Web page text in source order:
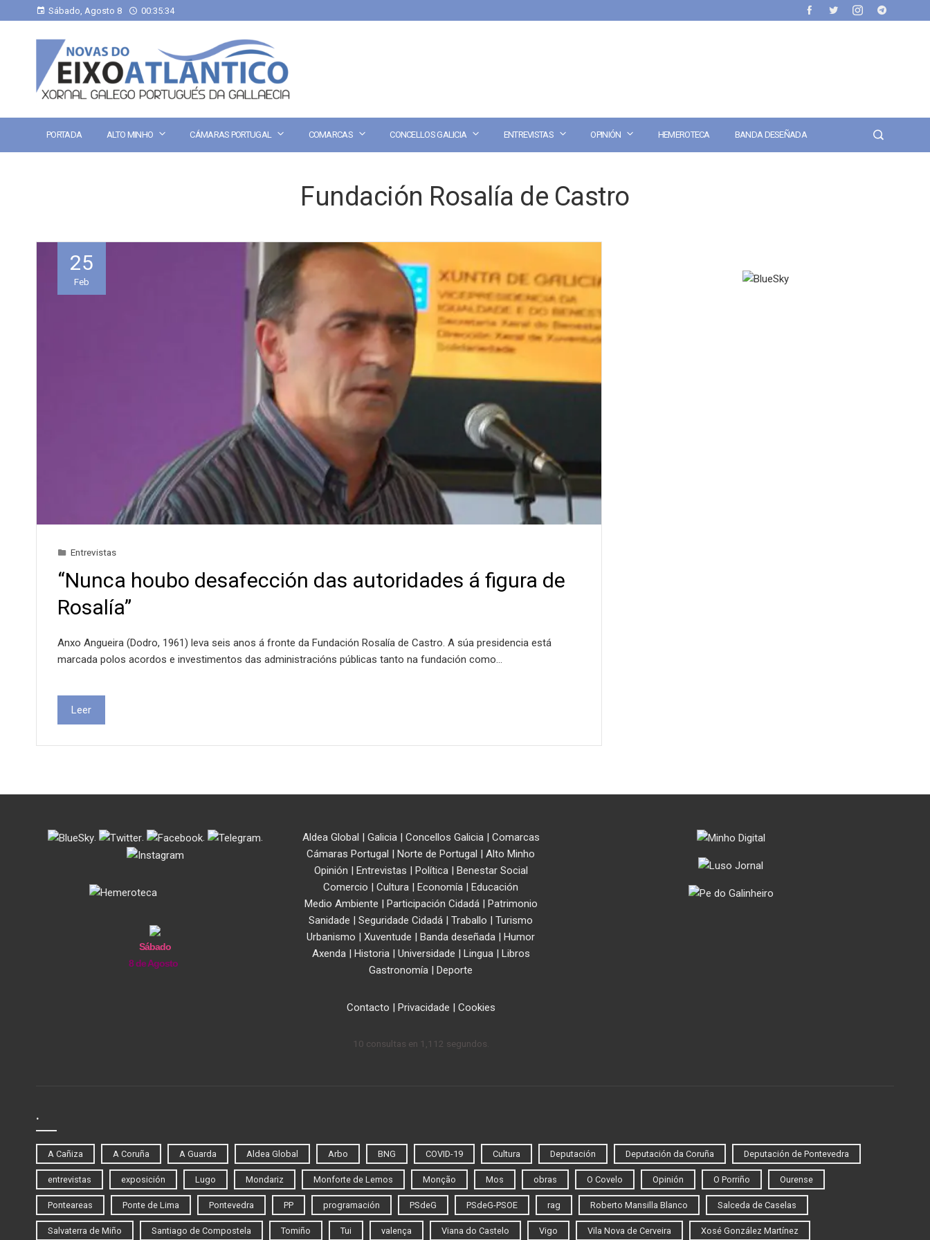
Sábado, Agosto 8 00:35:34
PORTADA ALTO MINHO CÁMARAS PORTUGAL COMARCAS CONCELLOS GALICIA ENTREVISTAS OPINIÓN HEMEROTECA BANDA DESEÑADA
Fundación Rosalía de Castro
25
Feb
Entrevistas
“Nunca houbo desafección das autoridades á figura de
Rosalía”
Anxo Angueira (Dodro, 1961) leva seis anos á fronte da Fundación Rosalía de Castro. A súa presidencia está
marcada polos acordos e investimentos das administracións públicas tanto na fundación como…
Leer
. . . .
Sábado
8 de Agosto
Aldea Global | Galicia| Concellos Galicia| Comarcas
Cámaras Portugal | Norte de Portugal | Alto Minho
Opinión | Entrevistas | Política| Benestar Social
Comercio | Cultura | Economía | Educación
Medio Ambiente | Participación Cidadá| Patrimonio
Sanidade | Seguridade Cidadá | Traballo | Turismo
Urbanismo | Xuventude | Banda deseñada | Humor
Axenda| Historia| Universidade | Lingua| Libros
Gastronomía | Deporte
Contacto | Privacidade | Cookies
10 consultas en 1,112 segundos.
.
A Cañiza A Coruña A Guarda Aldea Global Arbo BNG COVID-19 Cultura Deputación Deputación da Coruña Deputación de Pontevedra
entrevistas exposición Lugo Mondariz Monforte de Lemos Monção Mos obras O Covelo Opinión O Porriño Ourense
Ponteareas Ponte de Lima Pontevedra PP programación PSdeG PSdeG-PSOE rag Roberto Mansilla Blanco Salceda de Caselas
Salvaterra de Miño Santiago de Compostela Tomiño Tui valença Viana do Castelo Vigo Vila Nova de Cerveira Xosé González Martínez